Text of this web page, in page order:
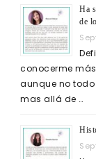
Ha
de
conocerme
aunque no todo
mas allá de …